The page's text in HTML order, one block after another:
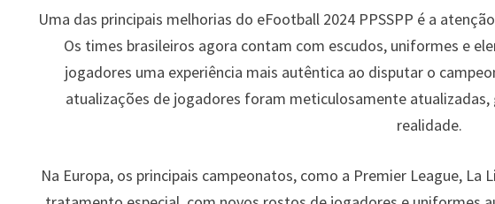
Uma das principais melhorias do eFootball 2024 PPSSPP é a
Os times brasileiros agora contam com escudos, uniformes e
jogadores uma experiência mais autêntica ao disputar o
atualizações de jogadores foram meticulosamente
realidade.
Na Europa, os principais campeonatos, como a Premier League, La